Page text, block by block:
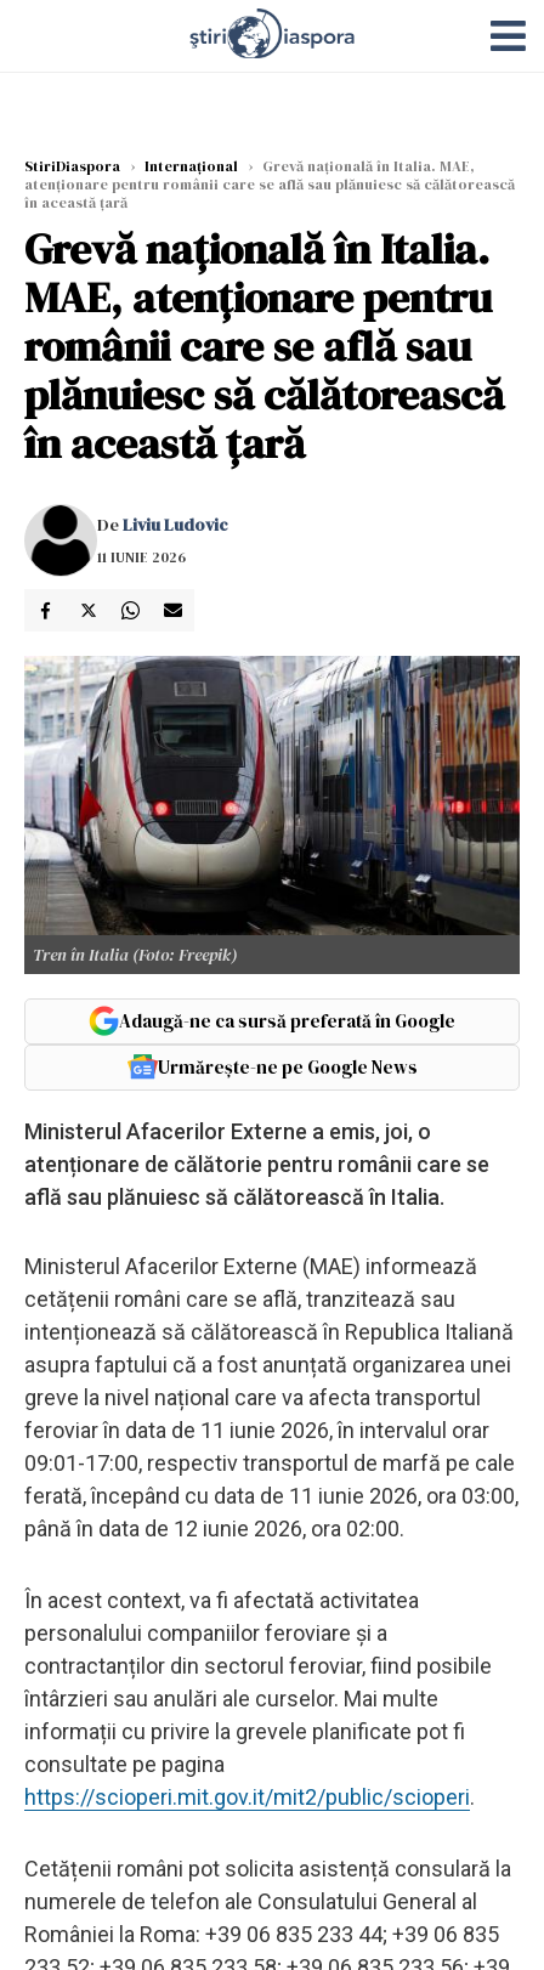
StiriDiaspora › Internațional › Grevă națională în Italia. MAE,
atenționare pentru românii care se află sau plănuiesc să călătorească
în această țară
Grevă națională în Italia.
MAE, atenționare pentru
românii care se află sau
plănuiesc să călătorească
în această țară
DeLiviu Ludovic
11 IUNIE 2026
Tren în Italia (Foto: Freepik)
Adaugă-ne ca sursă preferată în Google
Urmărește-ne pe Google News
Ministerul Afacerilor Externe a emis, joi, o
atenționare de călătorie pentru românii care se
află sau plănuiesc să călătorească în Italia.
Ministerul Afacerilor Externe (MAE) informează
cetățenii români care se află, tranzitează sau
intenționează să călătorească în Republica Italiană
asupra faptului că a fost anunțată organizarea unei
greve la nivel național care va afecta transportul
feroviar în data de 11 iunie 2026, în intervalul orar
09:01-17:00, respectiv transportul de marfă pe cale
ferată, începând cu data de 11 iunie 2026, ora 03:00,
până în data de 12 iunie 2026, ora 02:00.
În acest context, va fi afectată activitatea
personalului companiilor feroviare și a
contractanților din sectorul feroviar, fiind posibile
întârzieri sau anulări ale curselor. Mai multe
informații cu privire la grevele planificate pot fi
consultate pe pagina
https://scioperi.mit.gov.it/mit2/public/scioperi.
Cetățenii români pot solicita asistență consulară la
numerele de telefon ale Consulatului General al
României la Roma: +39 06 835 233 44; +39 06 835